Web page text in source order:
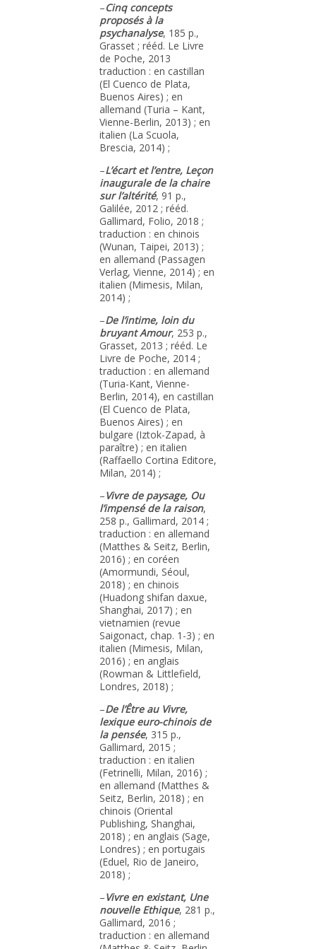
–Cinq concepts
proposés à la
psychanalyse, 185 p.,
Grasset ; rééd. Le Livre
de Poche, 2013
traduction : en castillan
(El Cuenco de Plata,
Buenos Aires) ; en
allemand (Turia – Kant,
Vienne-Berlin, 2013) ; en
italien (La Scuola,
Brescia, 2014) ;
–L’écart et l’entre, Leçon
inaugurale de la chaire
sur l’altérité, 91 p.,
Galilée, 2012 ; rééd.
Gallimard, Folio, 2018 ;
traduction : en chinois
(Wunan, Taipei, 2013) ;
en allemand (Passagen
Verlag, Vienne, 2014) ; en
italien (Mimesis, Milan,
2014) ;
–De l’intime, loin du
bruyant Amour, 253 p.,
Grasset, 2013 ; rééd. Le
Livre de Poche, 2014 ;
traduction : en allemand
(Turia-Kant, Vienne-
Berlin, 2014), en castillan
(El Cuenco de Plata,
Buenos Aires) ; en
bulgare (Iztok-Zapad, à
paraître) ; en italien
(Raffaello Cortina Editore,
Milan, 2014) ;
–Vivre de paysage, Ou
l’impensé de la raison,
258 p., Gallimard, 2014 ;
traduction : en allemand
(Matthes & Seitz, Berlin,
2016) ; en coréen
(Amormundi, Séoul,
2018) ; en chinois
(Huadong shifan daxue,
Shanghai, 2017) ; en
vietnamien (revue
Saigonact, chap. 1-3) ; en
italien (Mimesis, Milan,
2016) ; en anglais
(Rowman & Littlefield,
Londres, 2018) ;
–De l’Être au Vivre,
lexique euro-chinois de
la pensée, 315 p.,
Gallimard, 2015 ;
traduction : en italien
(Fetrinelli, Milan, 2016) ;
en allemand (Matthes &
Seitz, Berlin, 2018) ; en
chinois (Oriental
Publishing, Shanghai,
2018) ; en anglais (Sage,
Londres) ; en portugais
(Eduel, Rio de Janeiro,
2018) ;
–Vivre en existant, Une
nouvelle Ethique, 281 p.,
Gallimard, 2016 ;
traduction : en allemand